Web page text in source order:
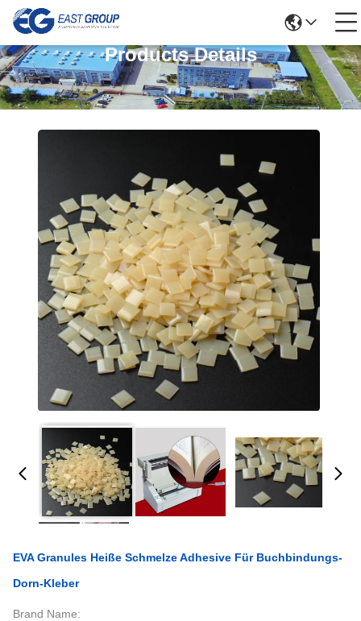
Products Details
EVA Granules Heiße Schmelze Adhesive Für Buchbindungs-
Dorn-Kleber
Brand Name: